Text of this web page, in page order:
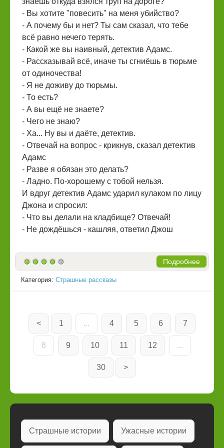
- Вы хотите "повесить" на меня убийство?
- А почему бы и нет? Ты сам сказал, что тебе
всё равно нечего терять.
- Какой же вы наивный, детектив Адамс.
- Рассказывай всё, иначе ты сгниёшь в тюрьме
от одиночества!
- Я не доживу до тюрьмы.
- То есть?
- А вы ещё не знаете?
- Чего не знаю?
- Ха... Ну вы и даёте, детектив.
- Отвечай на вопрос - крикнув, сказал детектив
Адамс
- Разве я обязан это делать?
- Ладно. По-хорошему с тобой нельзя.
И вдруг детектив Адамс ударил кулаком по лицу
Джона и спросил:
- Что вы делали на кладбище? Отвечай!
- Не дождёшься - кашляя, ответил Джош
Подробнее
Категория: Страшные рассказы
< 1 ... 4 5 6 7
8 9 10 11 12 ...
30 >
Страшные истории Ужасные истории